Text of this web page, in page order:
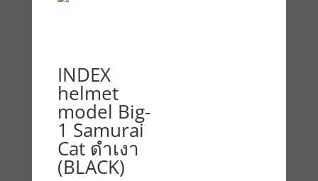
INDEX
helmet
model Big-
1 Samurai
Cat ดำเงา
(BLACK)